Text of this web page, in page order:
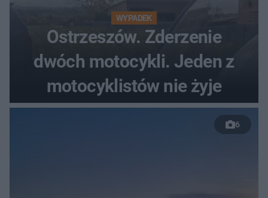
WYPADEK
Ostrzeszów. Zderzenie
dwóch motocykli. Jeden z
motocyklistów nie żyje
6